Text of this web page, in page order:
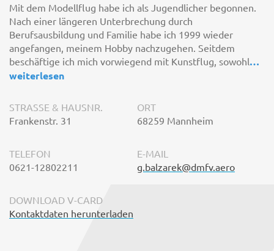
Mit dem Modellflug habe ich als Jugendlicher begonnen.
Nach einer längeren Unterbrechung durch
Berufsausbildung und Familie habe ich 1999 wieder
angefangen, meinem Hobby nachzugehen. Seitdem
beschäftige ich mich vorwiegend mit Kunstflug, sowohl…
weiterlesen
STRASSE & HAUSNR.
Frankenstr. 31
ORT
68259 Mannheim
TELEFON
0621-12802211
E-MAIL
g.balzarek@dmfv.aero
DOWNLOAD V-CARD
Kontaktdaten herunterladen